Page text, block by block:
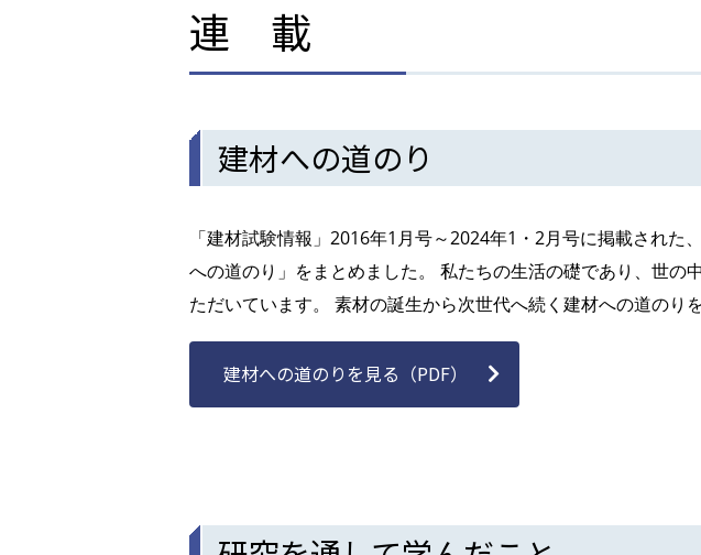
連 載
建材への道のり
「建材試験情報」2016年1月号～2024年1・2月号に掲載され
への道のり」をまとめました。 私たちの生活の礎であり、世の
ただいています。 素材の誕生から次世代へ続く建材への道のり
建材への道のりを見る（PDF）